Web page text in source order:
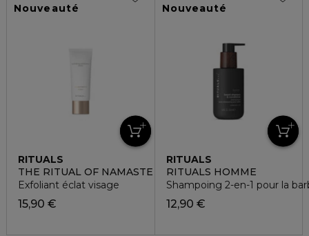
Nouveauté
RITUALS
THE RITUAL OF NAMASTE
Exfoliant éclat visage
15,90 €
Nouveauté
RITUALS
RITUALS HOMME
Shampoing 2-en-1 pour la
12,90 €